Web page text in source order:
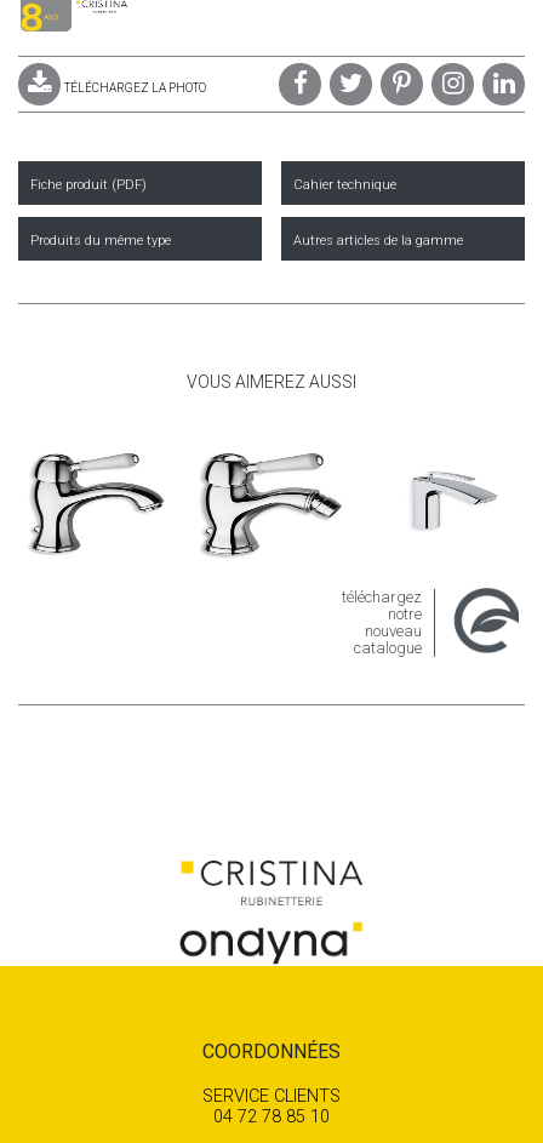
TÉLÉCHARGEZ LA PHOTO
Fiche produit (PDF) Cahier technique
Produits du même type Autres articles de la gamme
VOUS AIMEREZ AUSSI
téléchargez
notre
nouveau
catalogue
COORDONNÉES
SERVICE CLIENTS
04 72 78 85 10